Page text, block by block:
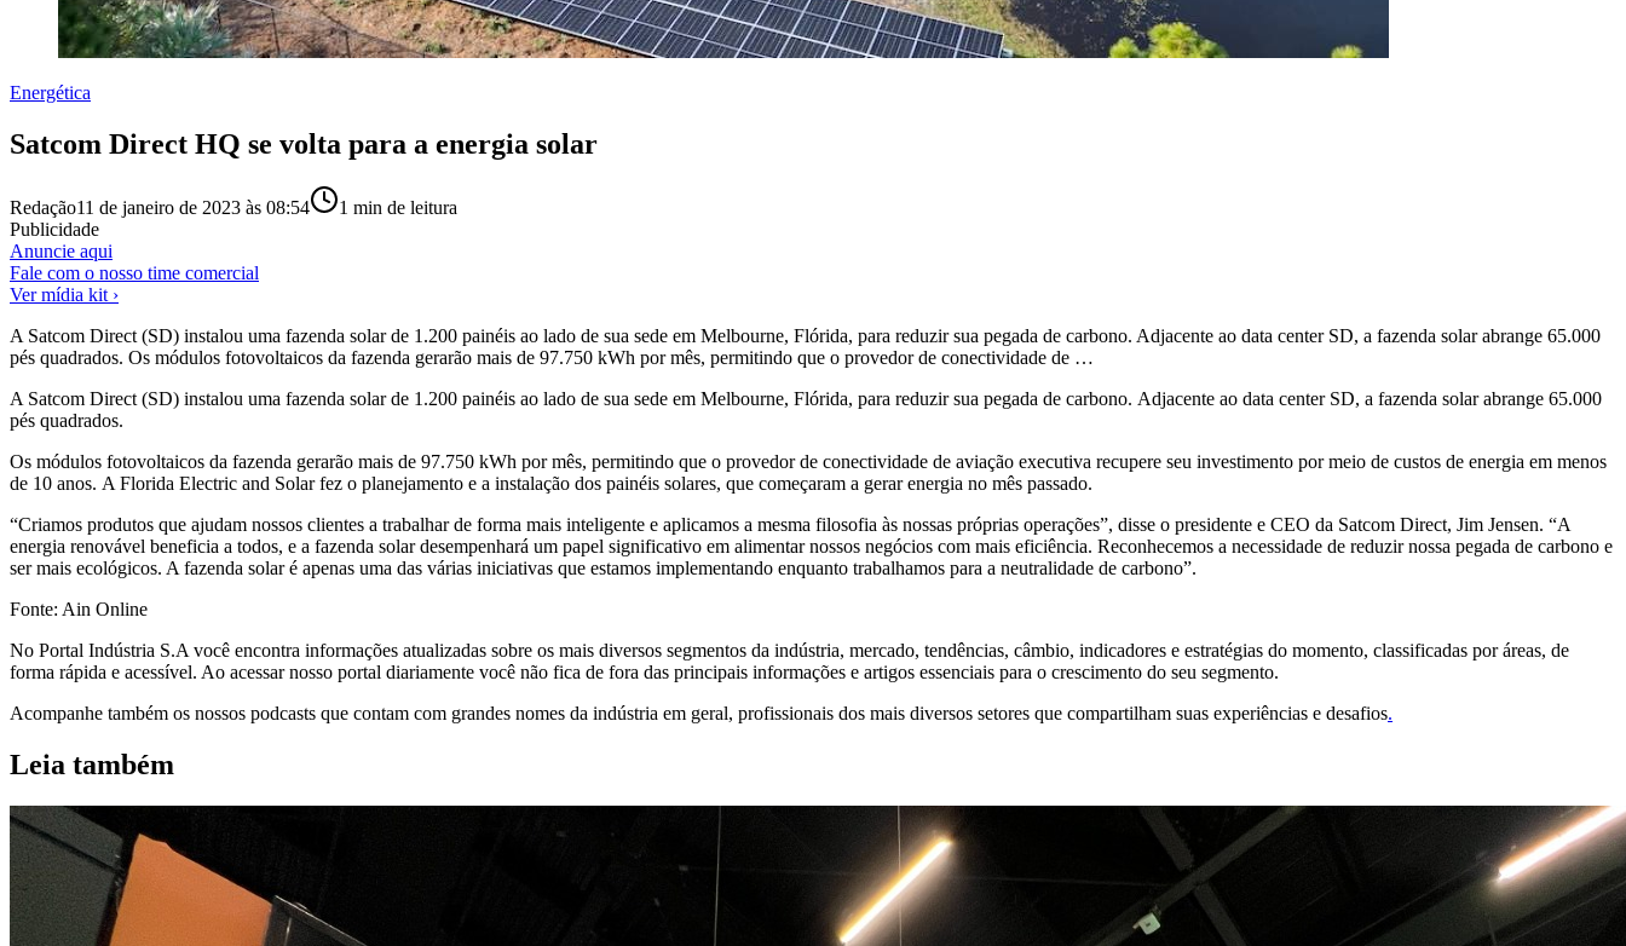
Energética
Satcom Direct HQ se volta para a energia solar
Redação11 de janeiro de 2023 às 08:54 1 min de leitura
Publicidade
Anuncie aqui
Fale com o nosso time comercial
Ver mídia kit ›
A Satcom Direct (SD) instalou uma fazenda solar de 1.200 painéis ao lado de sua sede em Melbourne, Flórida, para reduzir sua pegada de carbono. Adjacente ao data center SD, a fazenda solar abrange 65.000
pés quadrados. Os módulos fotovoltaicos da fazenda gerarão mais de 97.750 kWh por mês, permitindo que o provedor de conectividade de …
A Satcom Direct (SD) instalou uma fazenda solar de 1.200 painéis ao lado de sua sede em Melbourne, Flórida, para reduzir sua pegada de carbono. Adjacente ao data center SD, a fazenda solar abrange 65.000
pés quadrados.
Os módulos fotovoltaicos da fazenda gerarão mais de 97.750 kWh por mês, permitindo que o provedor de conectividade de aviação executiva recupere seu investimento por meio de custos de energia em menos
de 10 anos. A Florida Electric and Solar fez o planejamento e a instalação dos painéis solares, que começaram a gerar energia no mês passado.
“Criamos produtos que ajudam nossos clientes a trabalhar de forma mais inteligente e aplicamos a mesma filosofia às nossas próprias operações”, disse o presidente e CEO da Satcom Direct, Jim Jensen. “A
energia renovável beneficia a todos, e a fazenda solar desempenhará um papel significativo em alimentar nossos negócios com mais eficiência. Reconhecemos a necessidade de reduzir nossa pegada de carbono e
ser mais ecológicos. A fazenda solar é apenas uma das várias iniciativas que estamos implementando enquanto trabalhamos para a neutralidade de carbono”.
Fonte: Ain Online
No Portal Indústria S.A você encontra informações atualizadas sobre os mais diversos segmentos da indústria, mercado, tendências, câmbio, indicadores e estratégias do momento, classificadas por áreas, de
forma rápida e acessível. Ao acessar nosso portal diariamente você não fica de fora das principais informações e artigos essenciais para o crescimento do seu segmento.
Acompanhe também os nossos podcasts que contam com grandes nomes da indústria em geral, profissionais dos mais diversos setores que compartilham suas experiências e desafios.
Leia também